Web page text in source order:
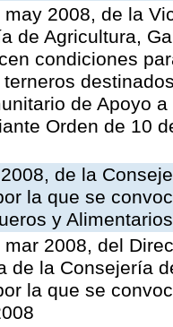
2008, de la
de Agricultura,
condiciones
de Apoyo
Orden de 10
de la
la que se
y
2008, del
de la Consejería
la que se